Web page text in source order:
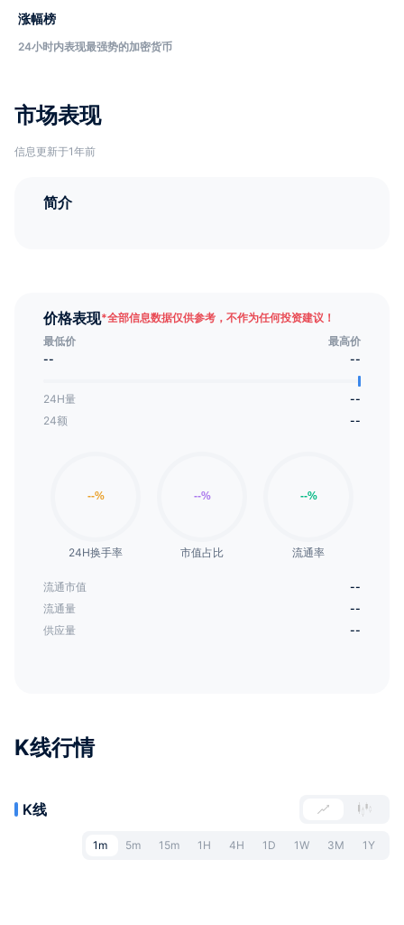
市场表现
信息更新于1年前
简介
价格表现*全部信息数据仅供参考，不作为任何投资建议！
最低价
最高价
--
--
24H量
--
24额
--
24H换手率 市值占比 流通率
流通市值
--
流通量
--
供应量
--
K线行情
K线
1m 5m 15m 1H 4H 1D 1W 3M 1Y
涨幅榜
24小时内表现最强势的加密货币